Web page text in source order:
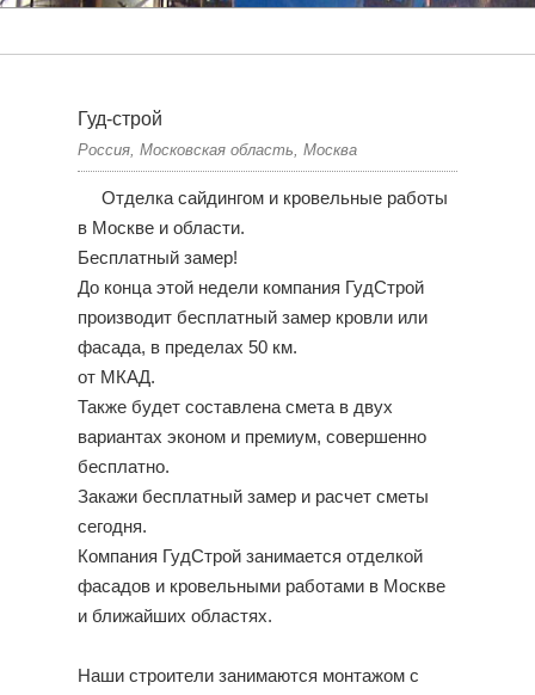
Гуд-строй
Россия, Московская область, Москва
Отделка сайдингом и кровельные работы
в Москве и области.
Бесплатный замер!
До конца этой недели компания ГудСтрой
производит бесплатный замер кровли или
фасада, в пределах 50 км.
от МКАД.
Также будет составлена смета в двух
вариантах эконом и премиум, совершенно
бесплатно.
Закажи бесплатный замер и расчет сметы
сегодня.
Компания ГудСтрой занимается отделкой
фасадов и кровельными работами в Москве
и ближайших областях.
Наши строители занимаются монтажом с